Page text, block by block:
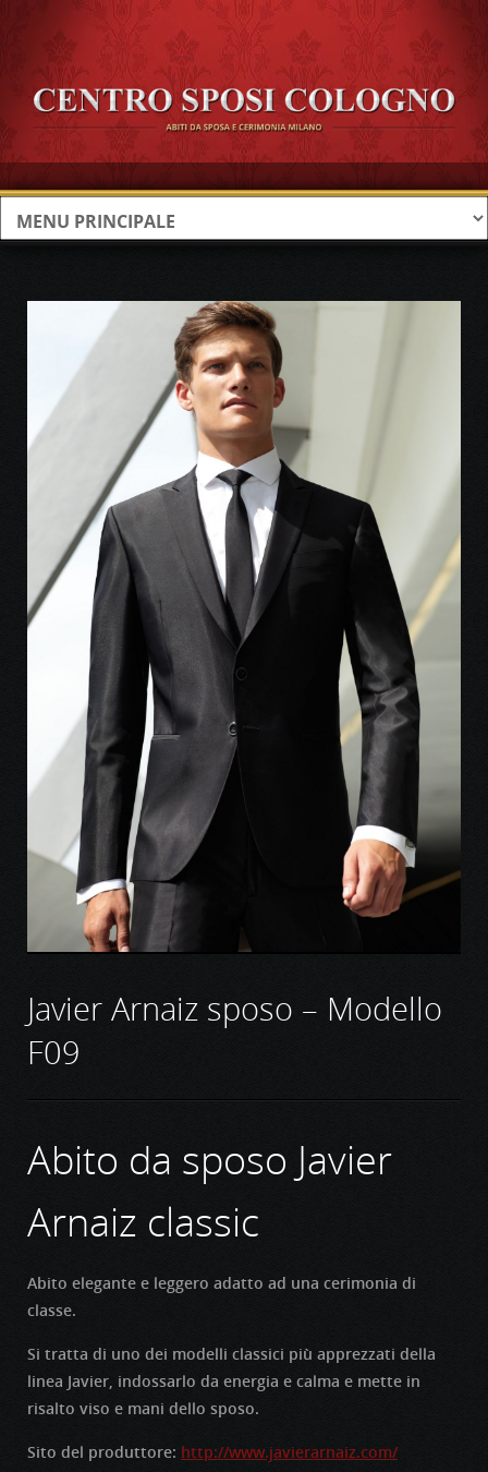
Javier Arnaiz sposo – Modello
F09
Abito da sposo Javier
Arnaiz classic
Abito elegante e leggero adatto ad una cerimonia di
classe.
Si tratta di uno dei modelli classici più apprezzati della
linea Javier, indossarlo da energia e calma e mette in
risalto viso e mani dello sposo.
Sito del produttore: http://www.javierarnaiz.com/